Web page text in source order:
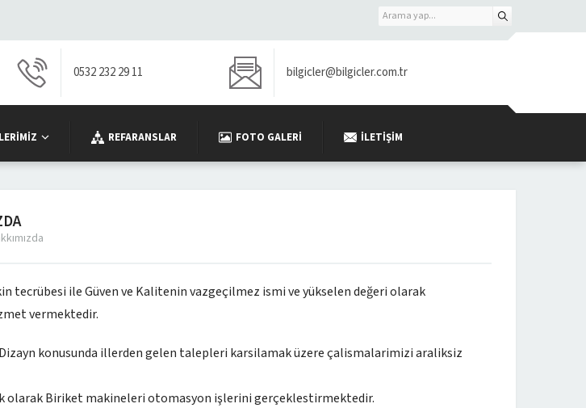
0532 232 29 11 bilgicler@bilgicler.com.tr
REFARANSLAR FOTO GALERI İLETIŞIM
tecrübesi ile Güven ve Kalitenin vazgeçilmez ismi ve yükselen değeri olarak
vermektedir.
konusunda illerden gelen talepleri karsilamak üzere çalismalarimizi araliksiz
olarak Biriket makineleri otomasyon işlerini gerçeklestirmektedir.